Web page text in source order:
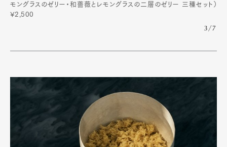
モングラスのゼリー・和薔薇とレモングラスの二層のゼリー 三種セット）
¥2,500
3/7